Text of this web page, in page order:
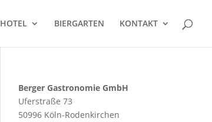
HOTEL BIERGARTEN KONTAKT
Berger Gastronomie GmbH
Uferstraße 73
50996 Köln-Rodenkirchen